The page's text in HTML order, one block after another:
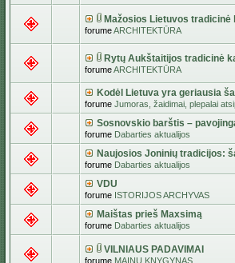
Mažosios Lietuvos
forumeARCHITEKTŪRA
Rytų Aukštaitijos tradicinė
forumeARCHITEKTŪRA
Kodėl Lietuva yra geriausia
forume Jumoras, žaidimai, plepalai
Sosnovskio barštis –
forume Dabarties aktualijos
Naujosios Joninių tradicijos:
forume Dabarties aktualijos
VDU
forume ISTORIJOS ARCHYVAS
Maištas prieš Maxsimą
forume Dabarties aktualijos
VILNIAUS PADAVIMAI
forume MAINŲ KNYGYNAS